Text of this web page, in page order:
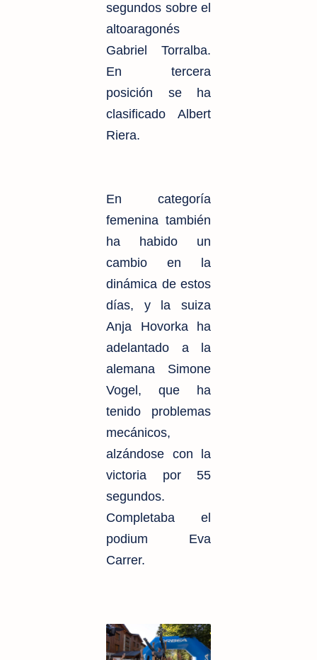
segundos sobre el
altoaragonés
Gabriel Torralba.
En tercera
posición se ha
clasificado Albert
Riera.
En categoría
femenina también
ha habido un
cambio en la
dinámica de estos
días, y la suiza
Anja Hovorka ha
adelantado a la
alemana Simone
Vogel, que ha
tenido problemas
mecánicos,
alzándose con la
victoria por 55
segundos.
Completaba el
podium Eva
Carrer.